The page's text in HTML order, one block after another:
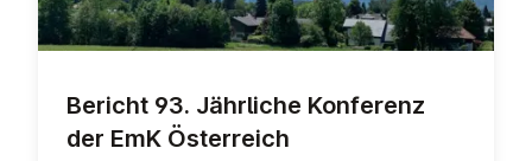
Bericht 93. Jährliche Konferenz
der EmK Ös­ter­reich